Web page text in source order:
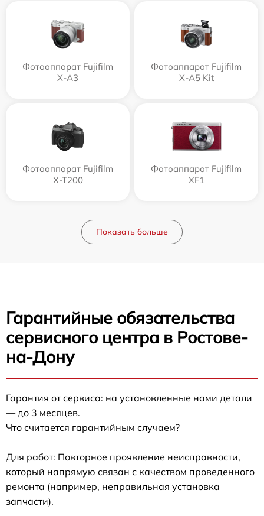
Фотоаппарат Fujifilm
X-A3
Фотоаппарат Fujifilm
X-A5 Kit
Фотоаппарат Fujifilm
X-T200
Фотоаппарат Fujifilm
XF1
Показать больше
Гарантийные обязательства
сервисного центра в Ростове-
на-Дону
Гарантия от сервиса: на установленные нами детали
— до 3 месяцев.
Что считается гарантийным случаем?
Для работ: Повторное проявление неисправности,
который напрямую связан с качеством проведенного
ремонта (например, неправильная установка
запчасти).